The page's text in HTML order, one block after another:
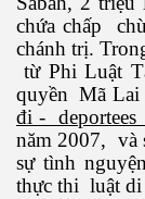
chứa chấp
chánh trị.
từ Phi Luật
quyền Mã Lai
đi -
năm 2007, và
sự tình
thực thi luật
Listeria
làm gì?